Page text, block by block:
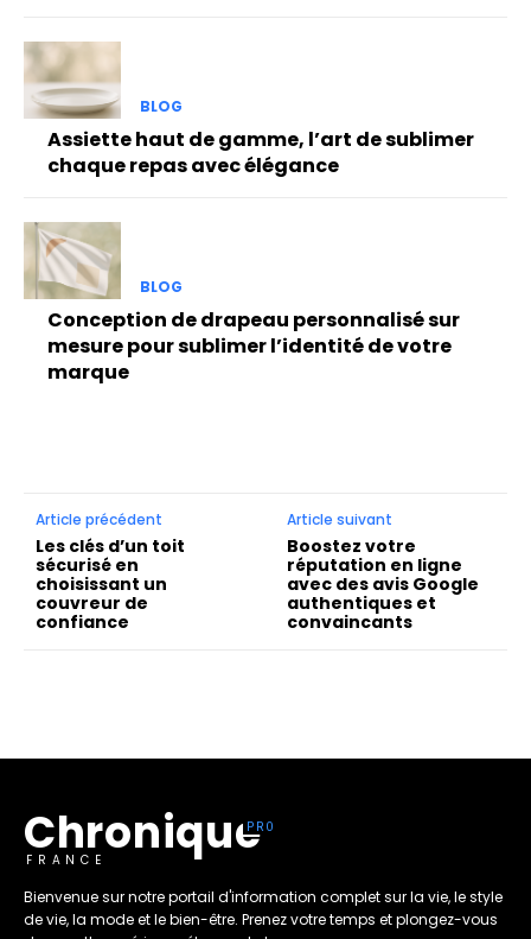
BLOG
Assiette haut de gamme, l’art de sublimer
chaque repas avec élégance
BLOG
Conception de drapeau personnalisé sur
mesure pour sublimer l’identité de votre
marque
Article précédent
Les clés d’un toit
sécurisé en
choisissant un
couvreur de
confiance
Article suivant
Boostez votre
réputation en ligne
avec des avis Google
authentiques et
convaincants
Chronique
FRANCE
Bienvenue sur notre portail d'information complet sur la vie, le style
de vie, la mode et le bien-être. Prenez votre temps et plongez-vous